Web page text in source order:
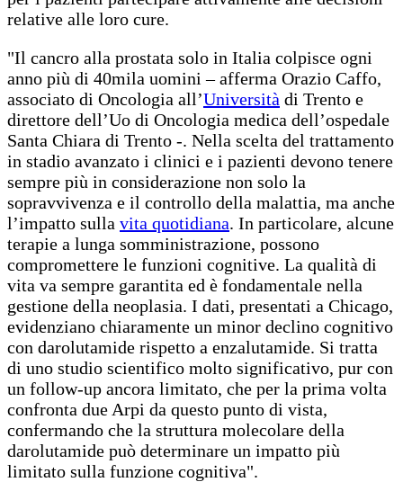
relative alle loro cure.
"Il cancro alla prostata solo in Italia colpisce ogni
anno più di 40mila uomini – afferma Orazio Caffo,
associato di Oncologia all’Università di Trento e
direttore dell’Uo di Oncologia medica dell’ospedale
Santa Chiara di Trento -. Nella scelta del trattamento
in stadio avanzato i clinici e i pazienti devono tenere
sempre più in considerazione non solo la
sopravvivenza e il controllo della malattia, ma anche
l’impatto sulla vita quotidiana. In particolare, alcune
terapie a lunga somministrazione, possono
compromettere le funzioni cognitive. La qualità di
vita va sempre garantita ed è fondamentale nella
gestione della neoplasia. I dati, presentati a Chicago,
evidenziano chiaramente un minor declino cognitivo
con darolutamide rispetto a enzalutamide. Si tratta
di uno studio scientifico molto significativo, pur con
un follow-up ancora limitato, che per la prima volta
confronta due Arpi da questo punto di vista,
confermando che la struttura molecolare della
darolutamide può determinare un impatto più
limitato sulla funzione cognitiva".